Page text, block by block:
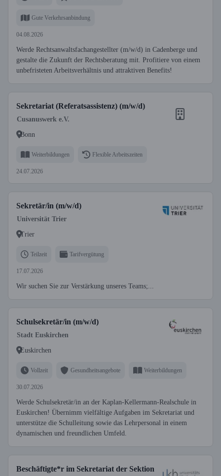
Gute Verkehrsanbindung
04.08.2026
Werde Rechtsanwaltsfachangestellter (m/w/d) in Cadenberge und
gestalte die Zukunft der Rechtsberatung mit. Profitiere von einem
unbefristeten Arbeitsverhältnis und attraktiven Benefits!
Sekretariat (Referatsassistenz) (m/w/d)
Cusanuswerk e.V.
Bonn
Weiterbildungen Flexible Arbeitszeiten
24.07.2026
Sekretär/in (m/w/d)
Universität Trier
Trier
Teilzeit Tarifvergütung
17.07.2026
Wir suchen Sie zur Verstärkung unseres Teams;...
Schulsekretär/in (m/w/d)
Stadt Euskirchen
Euskirchen
Vollzeit Gesundheitsangebote Weiterbildungen
30.07.2026
Werde Schulsekretär/in an der Kaplan-Kellermann-Realschule in
Euskirchen! Übernimm vielfältige Aufgaben im Sekretariat und
unterstütze die Schulleitung sowie das Lehrpersonal in einem
dynamischen und freundlichen Umfeld.
Beschäftigte*r im Sekretariat der Sektion